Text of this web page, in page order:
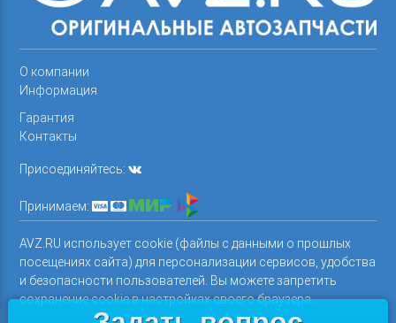
О компании
Информация
Гарантия
Контакты
Присоединяйтесь:
Принимаем:
AVZ.RU использует cookie (файлы с данными о прошлых
посещениях сайта) для персонализации сервисов, удобства
и безопасности пользователей. Вы можете запретить
сохранение cookie в настройках своего браузера.